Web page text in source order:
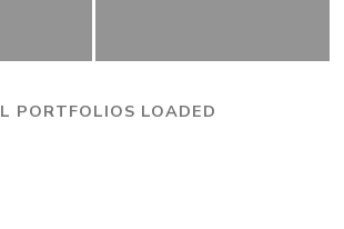
PORTFOLIOS LOADED